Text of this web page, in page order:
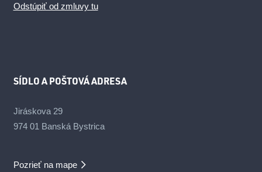
Odstúpiť od zmluvy tu
SÍDLO A POŠTOVÁ ADRESA
Jiráskova 29
974 01 Banská Bystrica
Pozrieť na mape